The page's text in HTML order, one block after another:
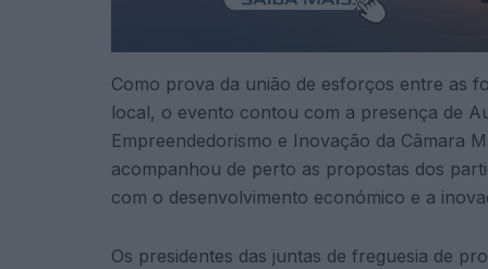
Como prova da união de esforços entre as
local, o evento contou com a presença de
Empreendedorismo e Inovação da Câmara
acompanhou de perto as propostas dos
com o desenvolvimento económico e a
Os presidentes das juntas de freguesia de